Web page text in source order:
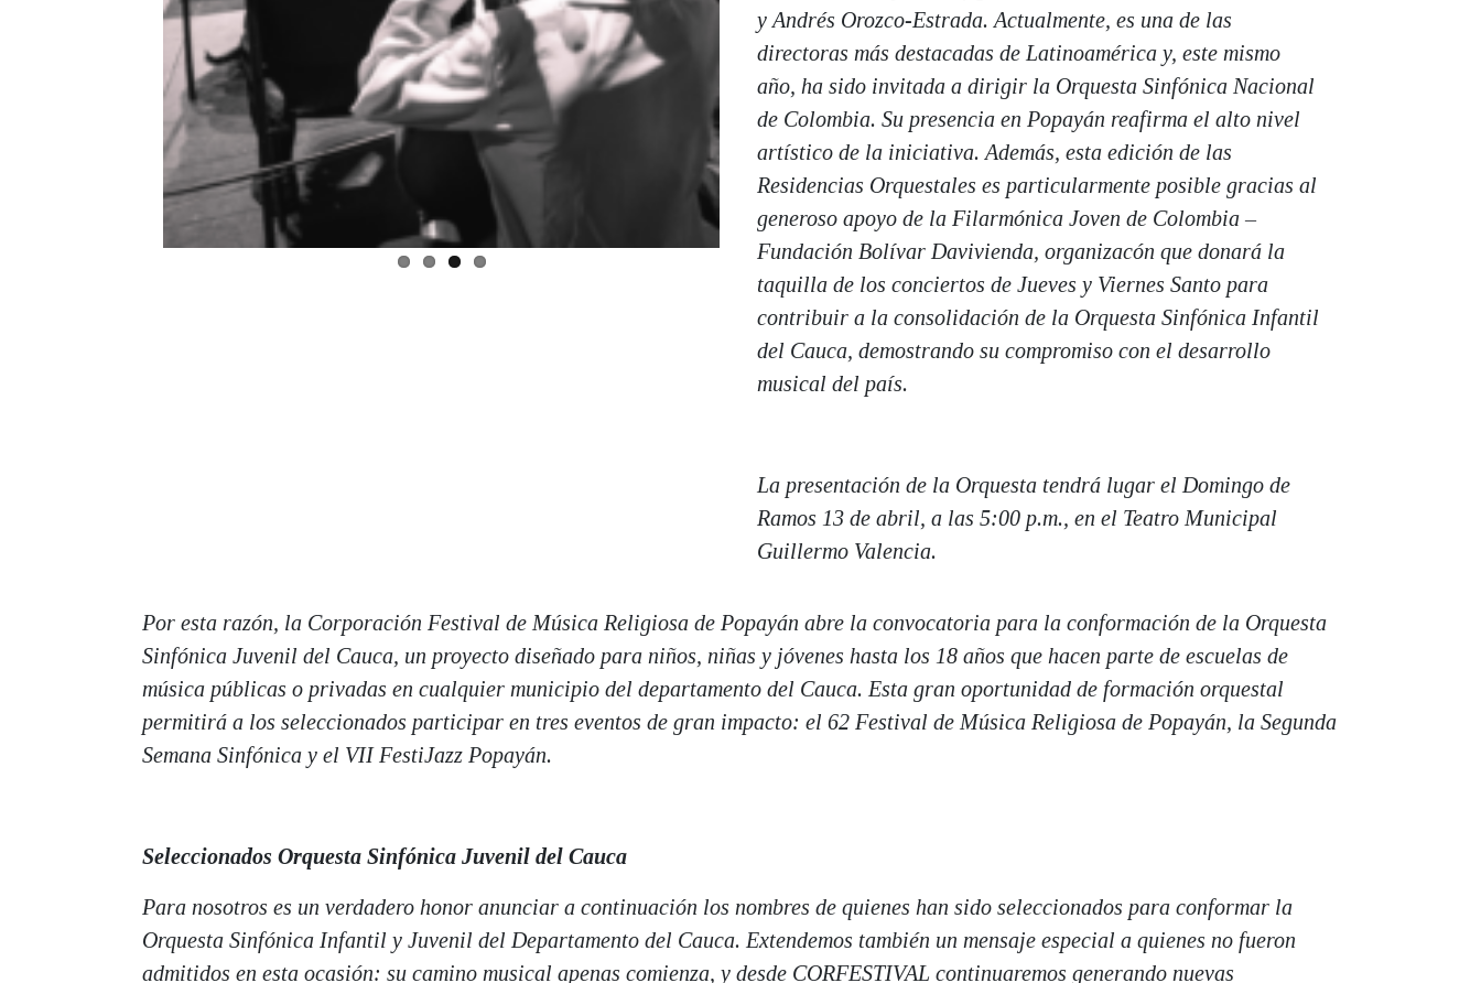
y Andrés Orozco-Estrada. Actualmente, es una de las
directoras más destacadas de Latinoamérica y, este mismo
año, ha sido invitada a dirigir la Orquesta Sinfónica Nacional
de Colombia. Su presencia en Popayán reafirma el alto nivel
artístico de la iniciativa. Además, esta edición de las
Residencias Orquestales es particularmente posible gracias al
generoso apoyo de la Filarmónica Joven de Colombia –
Fundación Bolívar Davivienda, organizacón que donará la
taquilla de los conciertos de Jueves y Viernes Santo para
contribuir a la consolidación de la Orquesta Sinfónica Infantil
del Cauca, demostrando su compromiso con el desarrollo
musical del país.
La presentación de la Orquesta tendrá lugar el Domingo de
Ramos 13 de abril, a las 5:00 p.m., en el Teatro Municipal
Guillermo Valencia.
Por esta razón, la Corporación Festival de Música Religiosa de Popayán abre la convocatoria para la conformación de la Orquesta
Sinfónica Juvenil del Cauca, un proyecto diseñado para niños, niñas y jóvenes hasta los 18 años que hacen parte de escuelas de
música públicas o privadas en cualquier municipio del departamento del Cauca. Esta gran oportunidad de formación orquestal
permitirá a los seleccionados participar en tres eventos de gran impacto: el 62 Festival de Música Religiosa de Popayán, la Segunda
Semana Sinfónica y el VII FestiJazz Popayán.
Seleccionados Orquesta Sinfónica Juvenil del Cauca
Para nosotros es un verdadero honor anunciar a continuación los nombres de quienes han sido seleccionados para conformar la
Orquesta Sinfónica Infantil y Juvenil del Departamento del Cauca. Extendemos también un mensaje especial a quienes no fueron
admitidos en esta ocasión: su camino musical apenas comienza, y desde CORFESTIVAL continuaremos generando nuevas